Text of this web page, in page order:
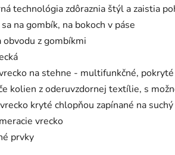
technológia zdôraznia štýl a zaistia
na gombík, na bokoch v páse
obvodu z gombíkmi
na stehne - multifunkčné,
kolien z oderuvzdornej textílie, s
kryté chlopňou zapínané na suchý
vrecko
prvky